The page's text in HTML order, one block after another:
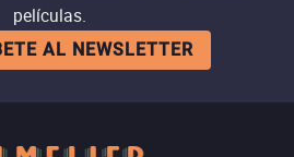
películas.
AL NEWSLETTER